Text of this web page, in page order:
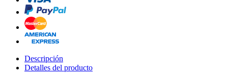
Descripción
Detalles del producto